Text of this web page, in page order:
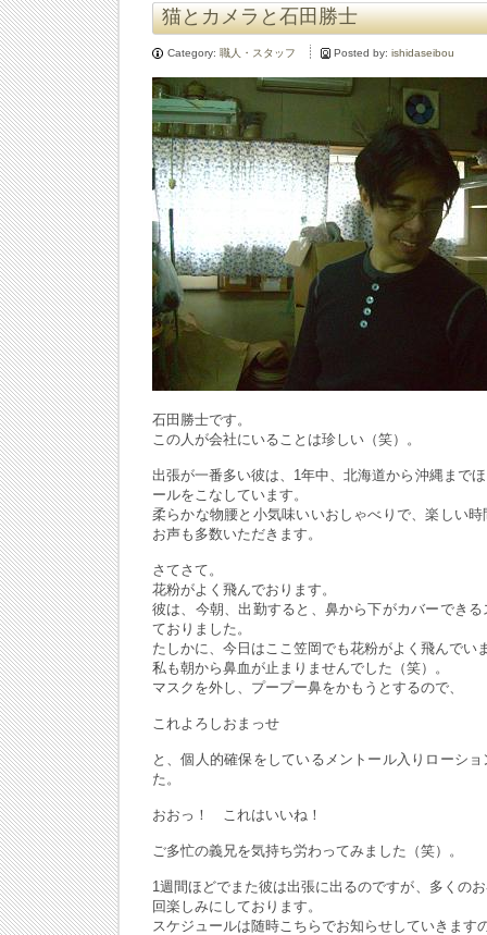
猫とカメラと石田勝士
Category: 職人・スタッフ Posted by: ishidaseibou
石田勝士です。
この人が会社にいることは珍しい（笑）。
出張が一番多い彼は、1年中、北海道から沖縄まで
ールをこなしています。
柔らかな物腰と小気味いいおしゃべりで、楽しい
お声も多数いただきます。
さてさて。
花粉がよく飛んでおります。
彼は、今朝、出勤すると、鼻から下がカバーでき
ておりました。
たしかに、今日はここ笠岡でも花粉がよく飛んでい
私も朝から鼻血が止まりませんでした（笑）。
マスクを外し、プープー鼻をかもうとするので、
これよろしおまっせ
と、個人的確保をしているメントール入りローシ
た。
おおっ！ これはいいね！
ご多忙の義兄を気持ち労わってみました（笑）。
1週間ほどでまた彼は出張に出るのですが、多くの
回楽しみにしております。
スケジュールは随時こちらでお知らせしていきます